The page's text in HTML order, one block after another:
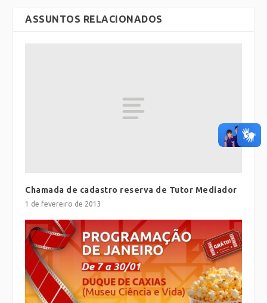
ASSUNTOS RELACIONADOS
Chamada de cadastro reserva de Tutor Mediador
1 de fevereiro de 2013